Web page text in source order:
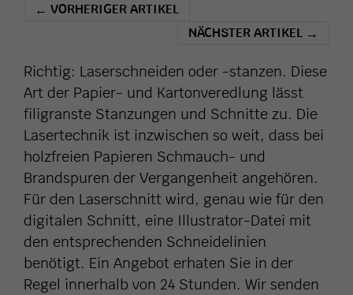
← VORHERIGER ARTIKEL
NÄCHSTER ARTIKEL →
Richtig: Laserschneiden oder -stanzen. Diese
Art der Papier- und Kartonveredlung lässt
filigranste Stanzungen und Schnitte zu. Die
Lasertechnik ist inzwischen so weit, dass bei
holzfreien Papieren Schmauch- und
Brandspuren der Vergangenheit angehören.
Für den Laserschnitt wird, genau wie für den
digitalen Schnitt, eine Illustrator-Datei mit
den entsprechenden Schneidelinien
benötigt. Ein Angebot erhaten Sie in der
Regel innerhalb von 24 Stunden. Wir senden